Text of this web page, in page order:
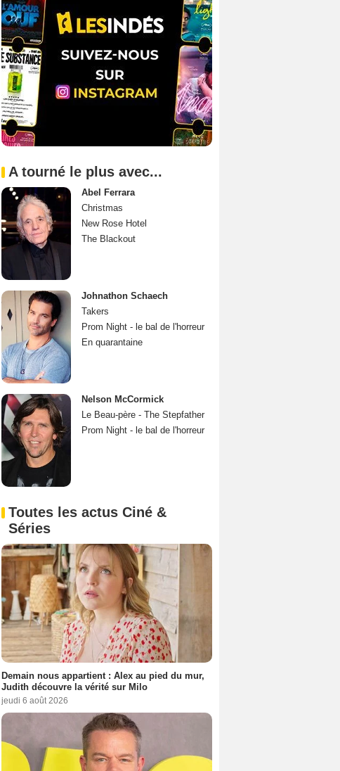
A tourné le plus avec...
Abel Ferrara
Christmas
New Rose Hotel
The Blackout
Johnathon Schaech
Takers
Prom Night - le bal de l'horreur
En quarantaine
Nelson McCormick
Le Beau-père - The Stepfather
Prom Night - le bal de l'horreur
Toutes les actus Ciné &
Séries
Demain nous appartient : Alex au pied du mur,
Judith découvre la vérité sur Milo
jeudi 6 août 2026